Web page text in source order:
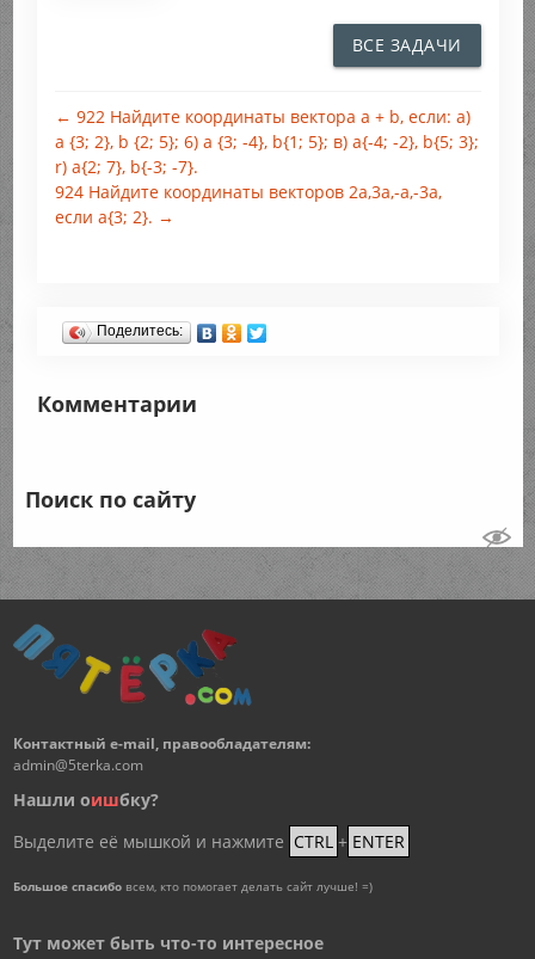
ВСЕ ЗАДАЧИ
← 922 Найдите координаты вектора a + b, если: a)
a {3; 2}, b {2; 5}; 6) a {3; -4}, b{1; 5}; в) a{-4; -2}, b{5; 3};
r) a{2; 7}, b{-3; -7}.
924 Найдите координаты векторов 2а,3а,-а,-3а,
если a{3; 2}. →
Поделитесь:
Комментарии
Поиск по сайту
Контактный e-mail, правообладателям:
admin@5terka.com
Нашли оишбку?
Выделите её мышкой и нажмите CTRL + ENTER
Большое спасибовсем, кто помогает делать сайт лучше! =)
Тут может быть что-то интересное